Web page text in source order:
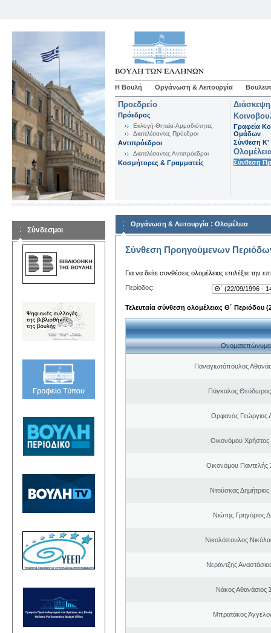
Η Βουλή Οργάνωση & Λειτουργία
Προεδρείο
Πρόεδρος
Εκλογή-Θητεία-Αρμοδιότητες
Διατελέσαντες Πρόεδροι
Αντιπρόεδροι
Διατελέσαντες Αντιπρόεδροι
Κοσμήτορες & Γραμματείς
Γραφεία
Ομάδων
Σύνθεση K'
Σύνθεση
Σύνδεσμοι
Οργάνωση & Λειτουργία : Ολομέλεια
Σύνθεση Προηγούμενων
Για να δείτε συνθέσεις ολομέλειας επιλέξτε την
Περίοδος:
Τελευταία σύνθεση ολομέλειας Θ΄ Περιόδου
Ονοματεπώνυμο
Παναγιωτόπουλος
Πάγκαλος
Ορφανός Γεώργιος
Οικονόμου Χρήστος
Οικονόμου Παντελής
Ντούσκας
Νιώτης Γρηγόριος
Νικολόπουλος
Νεράντζης
Νάκος Αθανάσιος
Μπρατάκος